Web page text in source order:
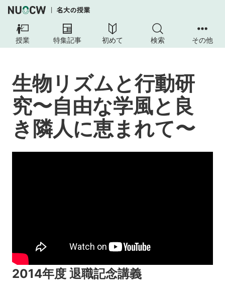
授業 特集記事 初めて 検索 その他
生物リズムと行動研
究〜自由な学風と良
き隣人に恵まれて〜
2014年度 退職記念講義